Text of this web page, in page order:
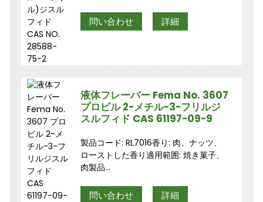
問い合わせ 詳細
液体フレーバー Fema No. 3607
プロピル 2-メチル-3-フリルジ
スルフィド CAS 61197-09-9
製品コード: RL7016香り: 肉、ナッツ、
ローストした香り適用範囲: 焼き菓子、
肉製品...
問い合わせ 詳細